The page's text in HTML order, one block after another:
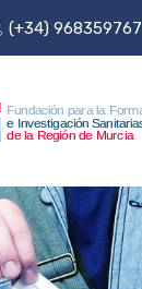
(+34) 968359767